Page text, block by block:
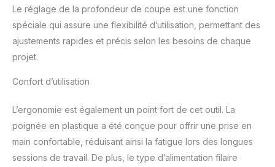
Le réglage de la profondeur de coupe est une fonction
spéciale qui assure une flexibilité d’utilisation, permettant des
ajustements rapides et précis selon les besoins de chaque
projet.
Confort d’utilisation
L’ergonomie est également un point fort de cet outil. La
poignée en plastique a été conçue pour offrir une prise en
main confortable, réduisant ainsi la fatigue lors des longues
sessions de travail. De plus, le type d’alimentation filaire